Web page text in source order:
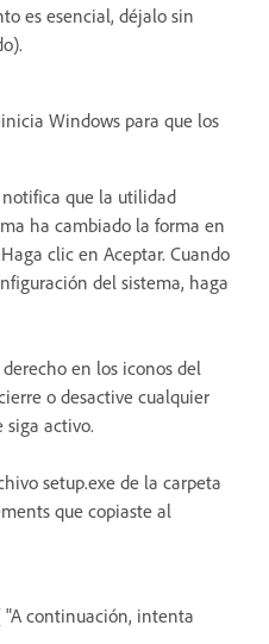
es esencial, déjalo sin
Windows para que los
que la utilidad
ha cambiado la forma en
clic en Aceptar. Cuando
del sistema, haga
en los iconos del
o desactive cualquier
activo.
setup.exe de la carpeta
que copiaste al
continuación, intenta